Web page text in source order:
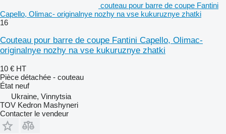
couteau pour barre de coupe Fantini
Capello, Olimac- originalnye nozhy na vse kukuruznye zhatki
16
Couteau pour barre de coupe Fantini Capello, Olimac-
originalnye nozhy na vse kukuruznye zhatki
10 € HT
Pièce détachée - couteau
État neuf
Ukraine, Vinnytsia
TOV Kedron Mashyneri
Contacter le vendeur